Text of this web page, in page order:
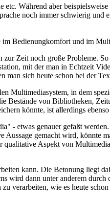
Während aber
noch immer schwierig und
Bedienungkomfort und im
Zeit noch große Probleme.
mit der man in Echtzeit
sich heute schon bei der
Multimediasystem, in dem
Bestände von Bibliotheken,
könnte, ist allerdings
etwas genauer gefaßt
gemacht wird, könnte
Aspekt von
kann. Die Betonung liegt
wird dann unter anderem
verarbeiten, wie es heute